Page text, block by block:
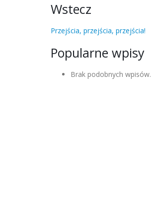
Wstecz
Przejścia, przejścia, przejścia!
Popularne wpisy
Brak podobnych wpisów.